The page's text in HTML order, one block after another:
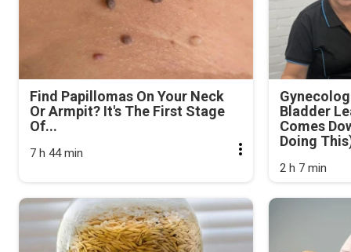
Find Papillomas On Your Neck
Or Armpit? It's The First Stage
Of...
7 h 44 min
Bladder
Comes
Doing
2 h 7 min